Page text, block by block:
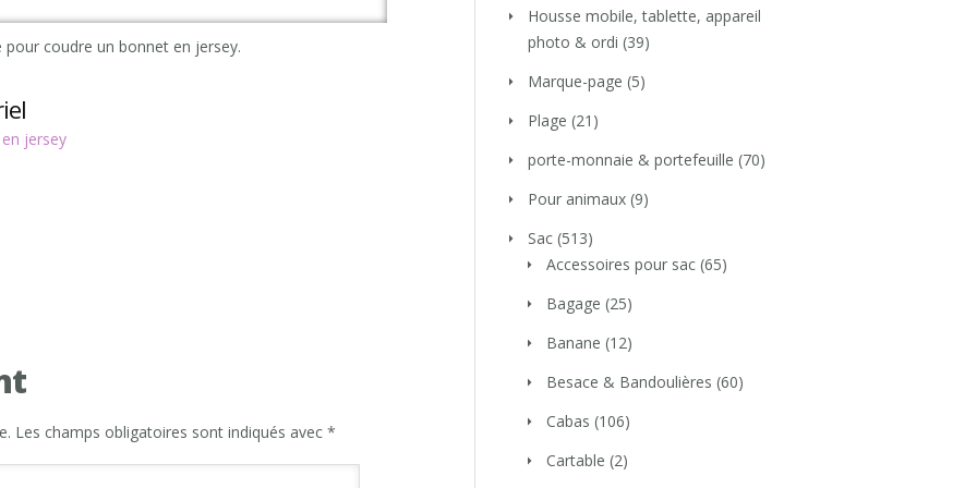
coudre un bonnet en jersey.
jersey
Les champs obligatoires sont indiqués avec *
Housse mobile, tablette, appareil
photo & ordi (39)
Marque-page (5)
Plage (21)
porte-monnaie & portefeuille (70)
Pour animaux (9)
Sac (513)
Accessoires pour sac (65)
Bagage (25)
Banane (12)
Besace & Bandoulières (60)
Cabas (106)
Cartable (2)